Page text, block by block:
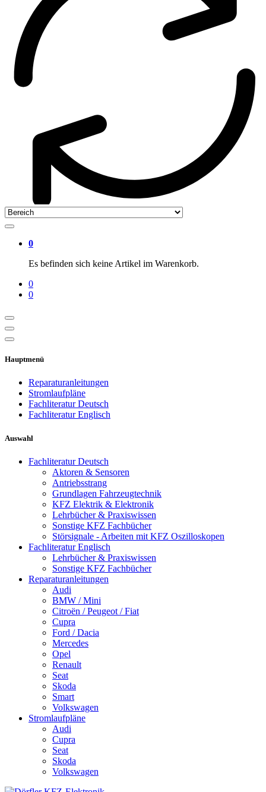
0
Es befinden sich keine Artikel im Warenkorb.
0
0
Hauptmenü
Reparaturanleitungen
Stromlaufpläne
Fachliteratur Deutsch
Fachliteratur Englisch
Auswahl
Fachliteratur Deutsch
Aktoren & Sensoren
Antriebsstrang
Grundlagen Fahrzeugtechnik
KFZ Elektrik & Elektronik
Lehrbücher & Praxiswissen
Sonstige KFZ Fachbücher
Störsignale - Arbeiten mit KFZ Oszilloskopen
Fachliteratur Englisch
Lehrbücher & Praxiswissen
Sonstige KFZ Fachbücher
Reparaturanleitungen
Audi
BMW / Mini
Citroën / Peugeot / Fiat
Cupra
Ford / Dacia
Mercedes
Opel
Renault
Seat
Skoda
Smart
Volkswagen
Stromlaufpläne
Audi
Cupra
Seat
Skoda
Volkswagen